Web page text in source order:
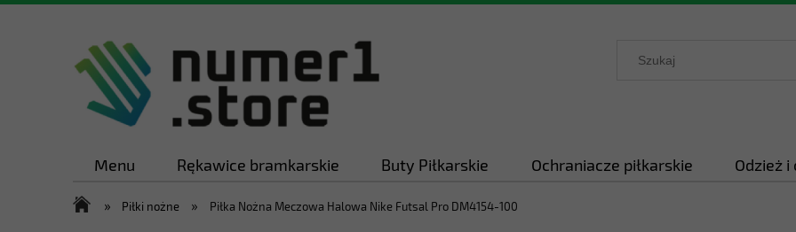
Menu Rękawice bramkarskie Buty Piłkarskie Ochraniacze piłkarskie Odzież i
» Piłki nożne » Piłka Nożna Meczowa Halowa Nike Futsal Pro DM4154-100